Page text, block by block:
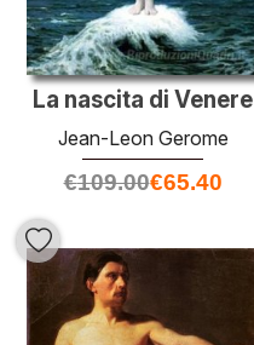
La nascita di Venere
Jean-Leon Gerome
€109.00€65.40